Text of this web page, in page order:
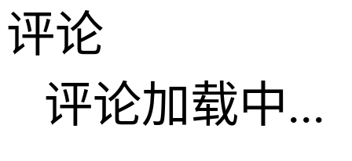
评论
评论加载中...